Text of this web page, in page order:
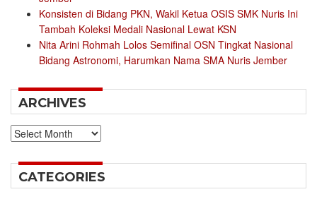
Konsisten di Bidang PKN, Wakil Ketua OSIS SMK Nuris Ini
Tambah Koleksi Medali Nasional Lewat KSN
Nita Arini Rohmah Lolos Semifinal OSN Tingkat Nasional
Bidang Astronomi, Harumkan Nama SMA Nuris Jember
ARCHIVES
Archives
CATEGORIES